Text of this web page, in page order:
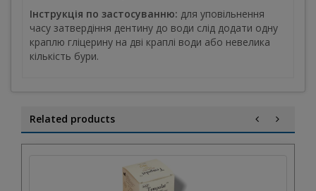
Інструкція по застосуванню: для уповільнення
часу затвердіння дентину до води слід додати одну
краплю гліцерину на дві краплі води або невелика
кількість бури.
Related products